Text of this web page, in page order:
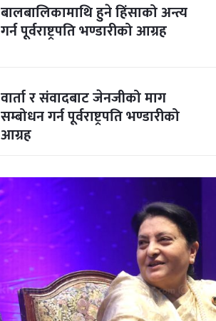
बालबालिकामाथि हुने हिंसाको अन्त्य
गर्न पूर्वराष्ट्रपति भण्डारीको आग्रह
वार्ता र संवादबाट जेनजीको माग
सम्बोधन गर्न पूर्वराष्ट्रपति भण्डारीको
आग्रह